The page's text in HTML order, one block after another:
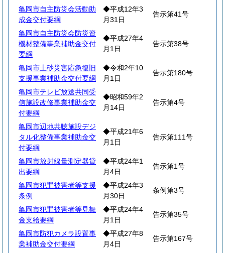
亀岡市自主防災会活動助
成金交付要綱
◆平成12年3
月31日
告示第41号
亀岡市自主防災会防災資
機材整備事業補助金交付
要綱
◆平成27年4
月1日
告示第38号
亀岡市土砂災害応急復旧
支援事業補助金交付要綱
◆令和2年10
月1日
告示第180号
亀岡市テレビ放送共同受
信施設改修事業補助金交
付要綱
◆昭和59年2
月14日
告示第4号
亀岡市辺地共聴施設デジ
タル化整備事業補助金交
付要綱
◆平成21年6
月1日
告示第111号
亀岡市放射線量測定器貸
出要綱
◆平成24年1
月4日
告示第1号
亀岡市犯罪被害者等支援
条例
◆平成24年3
月30日
条例第3号
亀岡市犯罪被害者等見舞
金支給要綱
◆平成24年4
月1日
告示第35号
亀岡市防犯カメラ設置事
業補助金交付要綱
◆平成27年8
月4日
告示第167号